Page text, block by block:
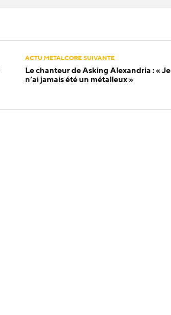
ACTU METALCORE SUIVANTE
Le chanteur de Asking Alexandria : « Je
n’ai jamais été un métalleux »